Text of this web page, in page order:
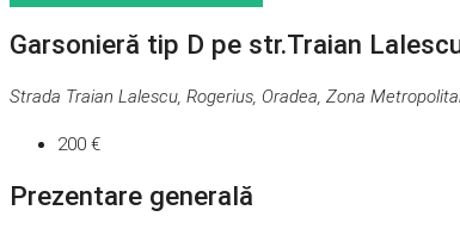
Garsonieră tip D pe str.Traian
Strada Traian Lalescu, Rogerius, Oradea, Zona
200 €
Prezentare generală